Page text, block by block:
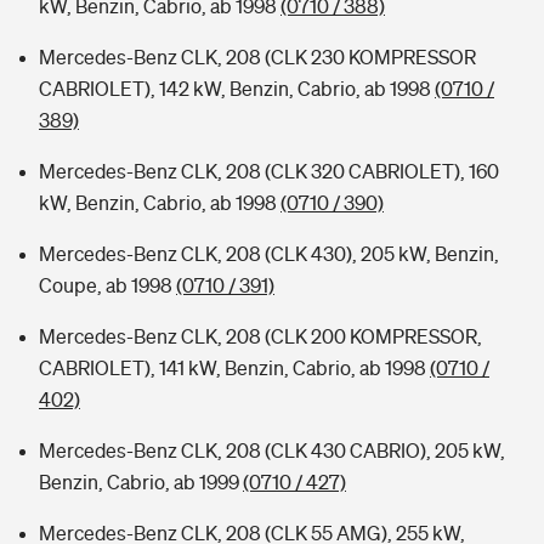
kW, Benzin, Cabrio, ab 1998 (0710 / 388)
Mercedes-Benz CLK, 208 (CLK 230 KOMPRESSOR
CABRIOLET), 142 kW, Benzin, Cabrio, ab 1998 (0710 /
389)
Mercedes-Benz CLK, 208 (CLK 320 CABRIOLET), 160
kW, Benzin, Cabrio, ab 1998 (0710 / 390)
Mercedes-Benz CLK, 208 (CLK 430), 205 kW, Benzin,
Coupe, ab 1998 (0710 / 391)
Mercedes-Benz CLK, 208 (CLK 200 KOMPRESSOR,
CABRIOLET), 141 kW, Benzin, Cabrio, ab 1998 (0710 /
402)
Mercedes-Benz CLK, 208 (CLK 430 CABRIO), 205 kW,
Benzin, Cabrio, ab 1999(0710 / 427)
Mercedes-Benz CLK, 208 (CLK 55 AMG), 255 kW,